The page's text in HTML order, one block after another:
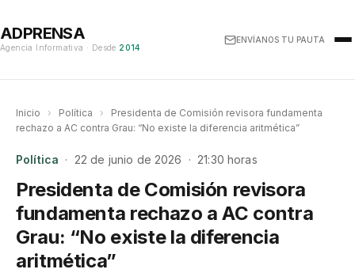
ADPRENSA
Agencia Informativa · Desde 2014
ENVÍANOS TU PAUTA
Inicio › Política ›
Presidenta de Comisión revisora fundamenta
rechazo a AC contra Grau: “No existe la diferencia aritmética”
Política · 22 de junio de 2026 · 21:30 horas
Presidenta de Comisión revisora
fundamenta rechazo a AC contra
Grau: “No existe la diferencia
aritmética”